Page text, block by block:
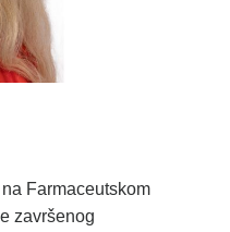
Farmaceutskom
završenog